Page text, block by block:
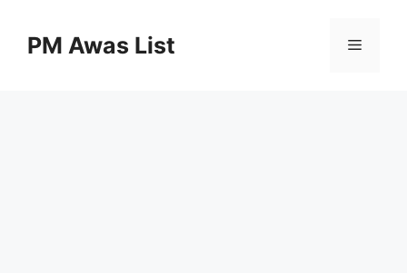
PM Awas List Menu